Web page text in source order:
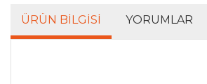
ÜRÜN BILGISI YORUMLAR